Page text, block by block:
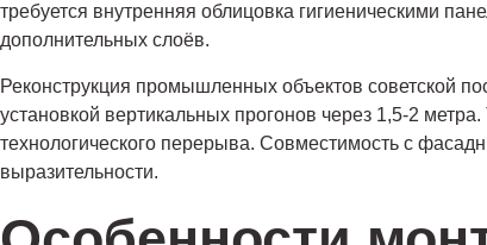
требуется внутренняя облицовка гигиеническими
дополнительных слоёв.
Реконструкция промышленных объектов советской
установкой вертикальных прогонов через 1,5-2
технологического перерыва. Совместимость с
выразительности.